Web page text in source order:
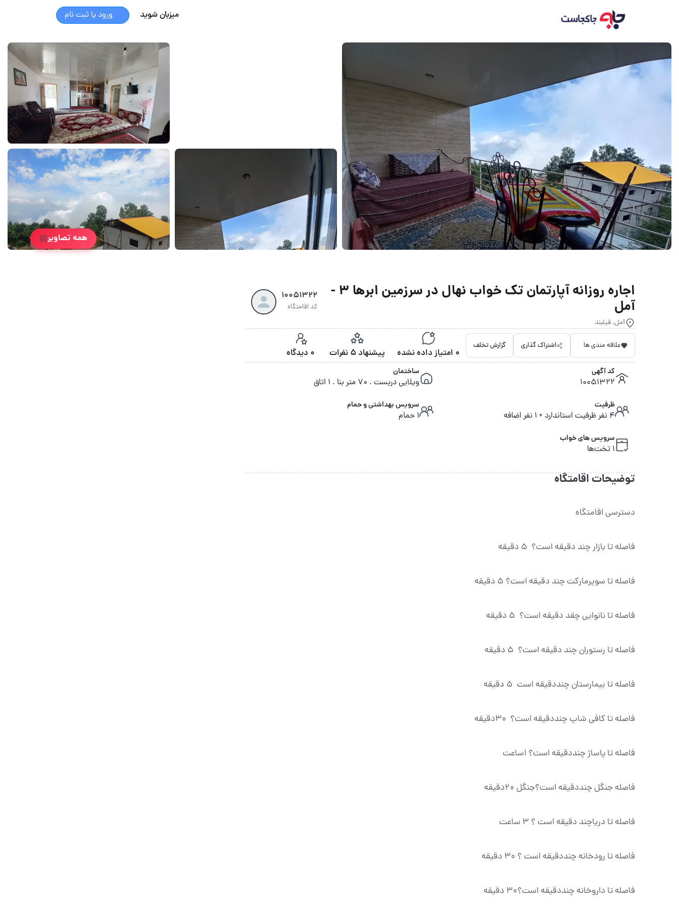
میزبان شوید ورود یا ثبت نام
همه تصاویر
اجاره روزانه آپارتمان تک خواب نهال در سرزمین ابرها 3 -
آمل
آمل, فیلبند
10051322
کد اقامتگاه
علاقه مندی ها اشتراک گذاری گزارش تخلف
0 امتیاز داده نشده پیشنهاد 5 نفرات 0 دیدگاه
کد آگهی
10051322
ساختمان
ویلایی دربست . 70 متر بنا . 1 اتاق
ظرفیت
4 نفر ظرفیت استاندارد + 1 نفر اضافه
سرویس بهداشتی و حمام
1 حمام
سرویس های خواب
1 تخت‌ها
توضیحات اقامتگاه
دسترسی اقامتگاه
فاصله تا بازار چند دقیقه است؟ 5 دقیقه
فاصله تا سوپرمارکت چند دقیقه است؟ 5 دقیقه
فاصله تا نانوایی چقد دقیقه است؟ 5 دقیقه
فاصله تا رستوران چند دقیقه است؟ 5 دقیقه
فاصله تا بیمارستان چنددقیقه است 5 دقیقه
فاصله تا کافی شاپ چنددقیقه است؟ 30دقیقه
فاصله تا پاساژ چنددقیقه است؟ 1ساعت
فاصله جنگل چنددقیقه است؟جنگل 20دقیقه
فاصله تا دریاچند دقیقه است ؟ 3 ساعت
فاصله تا رودخانه چنددقیقه است ؟ 30 دقیقه
فاصله تا داروخانه چنددقیقه است؟30 دقیقه